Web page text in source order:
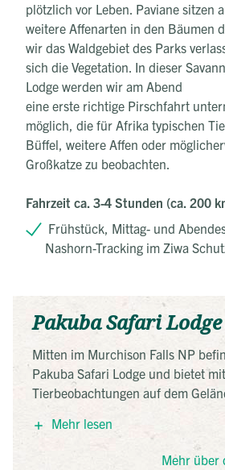
plötzlich vor Leben. Paviane sitzen
weitere Affenarten in den Bäumen
wir das Waldgebiet des Parks
sich die Vegetation. In dieser
Lodge werden wir am Abend
eine erste richtige Pirschfahrt
möglich, die für Afrika typischen
Büffel, weitere Affen oder
Großkatze zu beobachten.
Fahrzeit ca. 3-4 Stunden (ca. 200
Frühstück, Mittag- und
Nashorn-Tracking im Ziwa
Pakuba Safari Lodge
Mitten im Murchison Falls NP
Pakuba Safari Lodge und bietet
Tierbeobachtungen auf dem
Genießen Sie als Abwechslung zu
eine Abkühlung im Pool oder
der Hängematten mit
Mehr lesen
Mehr über